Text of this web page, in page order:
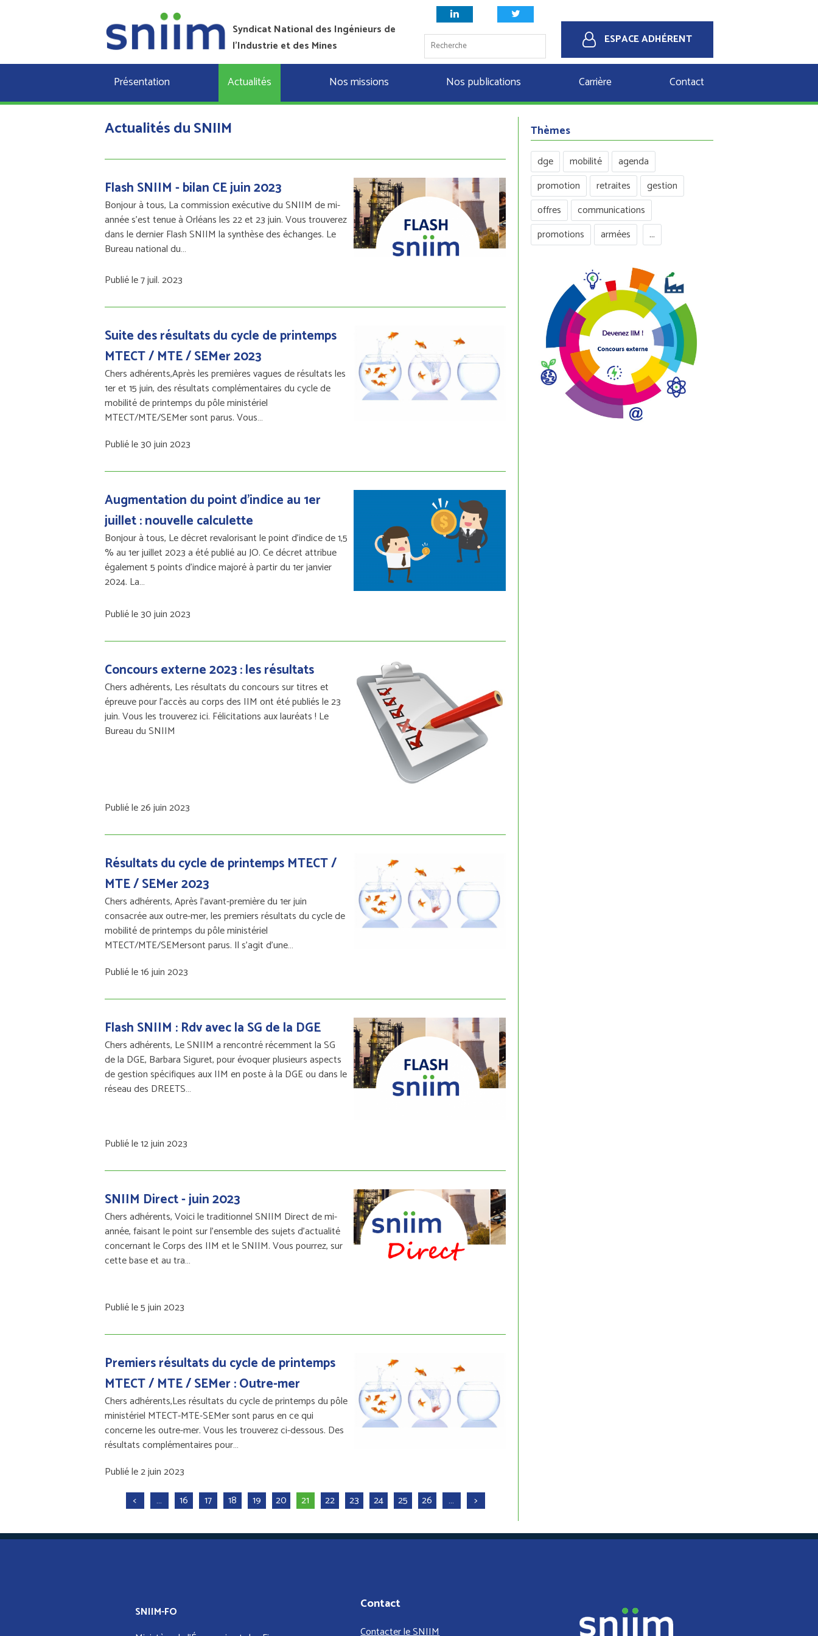
Syndicat National des Ingénieurs de
l'Industrie et des Mines
ESPACE ADHÉRENT
Présentation Actualités Nos missions Nos publications Carrière Contact
Actualités du SNIIM
Flash SNIIM - bilan CE juin 2023
Bonjour à tous, La commission exécutive du SNIIM de mi-
année s’est tenue à Orléans les 22 et 23 juin. Vous trouverez
dans le dernier Flash SNIIM la synthèse des échanges. Le
Bureau national du…
Publié le 7 juil. 2023
Suite des résultats du cycle de printemps
MTECT / MTE / SEMer 2023
Chers adhérents,Après les premières vagues de résultats les
1er et 15 juin, des résultats complémentaires du cycle de
mobilité de printemps du pôle ministériel
MTECT/MTE/SEMer sont parus. Vous…
Publié le 30 juin 2023
Augmentation du point d'indice au 1er
juillet : nouvelle calculette
Bonjour à tous, Le décret revalorisant le point d’indice de 1,5
% au 1er juillet 2023 a été publié au JO. Ce décret attribue
également 5 points d’indice majoré à partir du 1er janvier
2024. La…
Publié le 30 juin 2023
Concours externe 2023 : les résultats
Chers adhérents, Les résultats du concours sur titres et
épreuve pour l'accès au corps des IIM ont été publiés le 23
juin. Vous les trouverez ici. Félicitations aux lauréats ! Le
Bureau du SNIIM
Publié le 26 juin 2023
Résultats du cycle de printemps MTECT /
MTE / SEMer 2023
Chers adhérents, Après l’avant-première du 1er juin
consacrée aux outre-mer, les premiers résultats du cycle de
mobilité de printemps du pôle ministériel
MTECT/MTE/SEMersont parus. Il s’agit d’une…
Publié le 16 juin 2023
Flash SNIIM : Rdv avec la SG de la DGE
Chers adhérents, Le SNIIM a rencontré récemment la SG
de la DGE, Barbara Siguret, pour évoquer plusieurs aspects
de gestion spécifiques aux IIM en poste à la DGE ou dans le
réseau des DREETS…
Publié le 12 juin 2023
SNIIM Direct - juin 2023
Chers adhérents, Voici le traditionnel SNIIM Direct de mi-
année, faisant le point sur l'ensemble des sujets d'actualité
concernant le Corps des IIM et le SNIIM. Vous pourrez, sur
cette base et au tra…
Publié le 5 juin 2023
Premiers résultats du cycle de printemps
MTECT / MTE / SEMer : Outre-mer
Chers adhérents,Les résultats du cycle de printemps du pôle
ministériel MTECT-MTE-SEMer sont parus en ce qui
concerne les outre-mer. Vous les trouverez ci-dessous. Des
résultats complémentaires pour…
Publié le 2 juin 2023
<
… 16 17 18 19 20 21 22 23 24 25 26 … >
Thèmes
dge mobilité
agenda
promotion
retraites
gestion
offres
communications
promotions
armées ...
SNIIM-FO
Contact
Contacter le SNIIM